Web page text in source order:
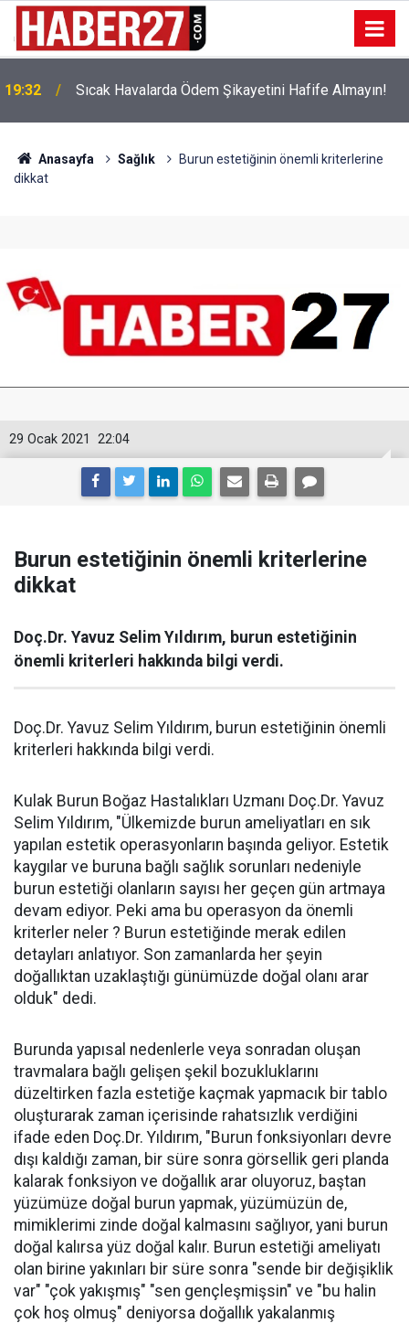
19:32 Sıcak Havalarda Ödem Şikayetini Hafife Almayın!
Anasayfa Sağlık
Burun estetiğinin önemli kriterlerine
dikkat
22:04
29 Ocak 2021
Burun estetiğinin önemli kriterlerine
dikkat
Doç.Dr. Yavuz Selim Yıldırım, burun estetiğinin
önemli kriterleri hakkında bilgi verdi.
Doç.Dr. Yavuz Selim Yıldırım, burun estetiğinin önemli
kriterleri hakkında bilgi verdi.
Kulak Burun Boğaz Hastalıkları Uzmanı Doç.Dr. Yavuz
Selim Yıldırım, "Ülkemizde burun ameliyatları en sık
yapılan estetik operasyonların başında geliyor. Estetik
kaygılar ve buruna bağlı sağlık sorunları nedeniyle
burun estetiği olanların sayısı her geçen gün artmaya
devam ediyor. Peki ama bu operasyon da önemli
kriterler neler ? Burun estetiğinde merak edilen
detayları anlatıyor. Son zamanlarda her şeyin
doğallıktan uzaklaştığı günümüzde doğal olanı arar
olduk" dedi.
Burunda yapısal nedenlerle veya sonradan oluşan
travmalara bağlı gelişen şekil bozukluklarını
düzeltirken fazla estetiğe kaçmak yapmacık bir tablo
oluşturarak zaman içerisinde rahatsızlık verdiğini
ifade eden Doç.Dr. Yıldırım, "Burun fonksiyonları devre
dışı kaldığı zaman, bir süre sonra görsellik geri planda
kalarak fonksiyon ve doğallık arar oluyoruz, baştan
yüzümüze doğal burun yapmak, yüzümüzün de,
mimiklerimi zinde doğal kalmasını sağlıyor, yani burun
doğal kalırsa yüz doğal kalır. Burun estetiği ameliyatı
olan birine yakınları bir süre sonra "sende bir değişiklik
var" "çok yakışmış" "sen gençleşmişsin" ve "bu halin
çok hoş olmuş" deniyorsa doğallık yakalanmış